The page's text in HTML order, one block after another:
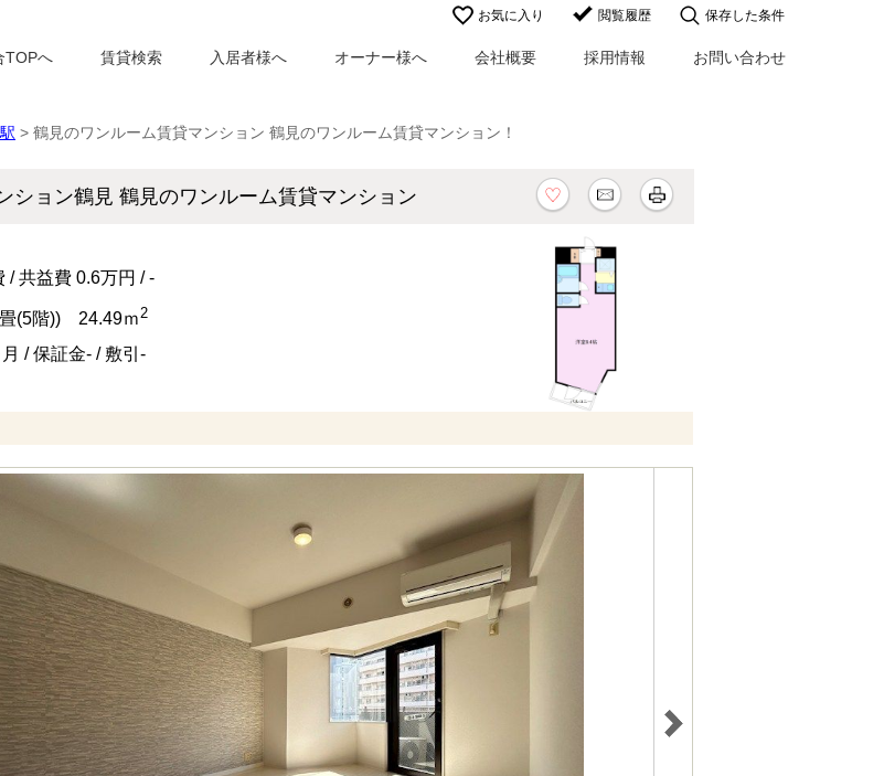
お気に入り 閲覧履歴 保存した条件
TOPへ 賃貸検索 入居者様へ オーナー様へ 会社概要 採用情報 お問い合わせ
> 鶴見のワンルーム賃貸マンション 鶴見のワンルーム賃貸マンション！
ション鶴見 鶴見のワンルーム賃貸マンション
共益費 0.6万円 / -
(5階)) 24.49ｍ2
/ 保証金- / 敷引-